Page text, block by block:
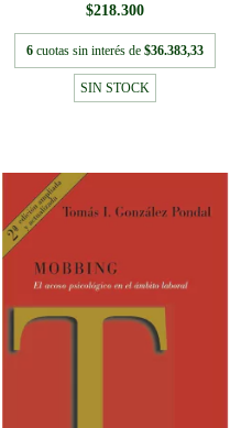
$218.300
6 cuotas sin interés de $36.383,33
SIN STOCK